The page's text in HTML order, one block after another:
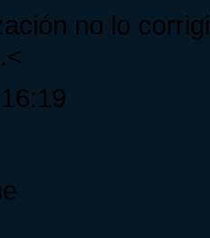
no lo